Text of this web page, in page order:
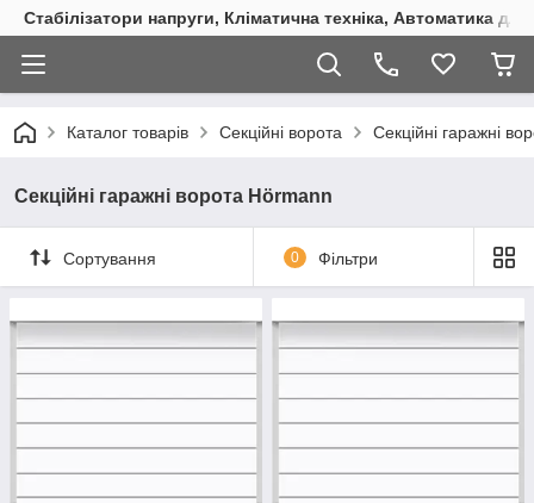
Стабілізатори напруги, Кліматична техніка, Автоматика
Каталог товарів Секційні ворота Секційні гаражні
Секційні гаражні ворота Hörmann
Сортування 0 Фільтри